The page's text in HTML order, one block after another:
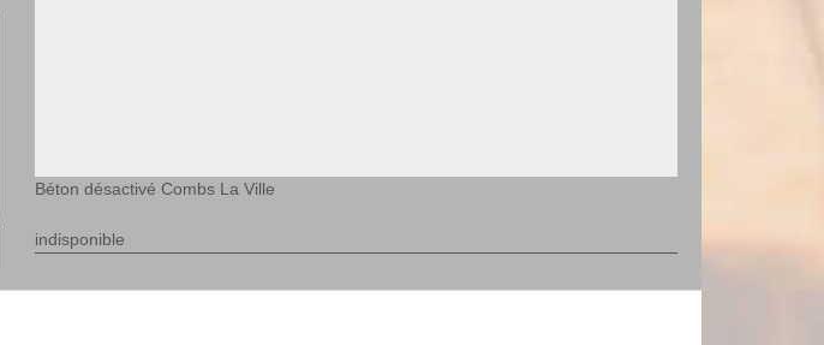
Béton désactivé Combs La Ville
indisponible